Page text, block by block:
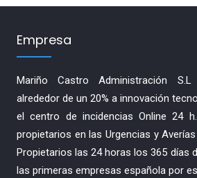
Empresa
Mariño Castro Administración S.L
alrededor de un 20% a innovación
el centro de incidencias Online 24
propietarios en las Urgencias y
Propietarios las 24 horas los 365 días
las primeras empresas española por